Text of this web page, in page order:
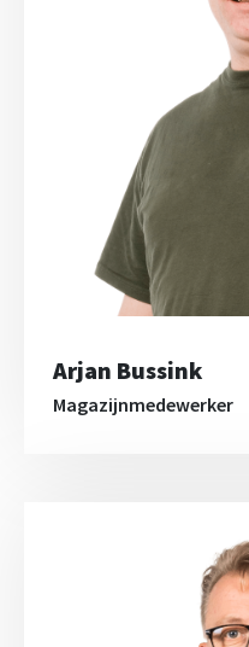
Arjan Bussink
Magazijnmedewerker